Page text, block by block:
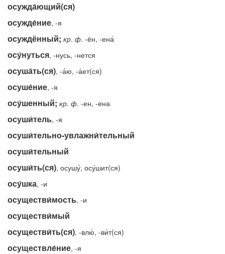
осужда́ющий(ся)
осужде́ние, -я
осуждённый; кр. ф. -ён, -ена́
осу́нуться, -нусь, -нется
осуша́ть(ся), -а́ю, -а́ет(ся)
осуше́ние, -я
осу́шенный; кр. ф. -ен, -ена
осуши́тель, -я
осуши́тельно-увлажни́тельный
осуши́тельный
осуши́ть(ся), осушу́, осу́шит(ся)
осу́шка, -и
осуществи́мость, -и
осуществи́мый
осуществи́ть(ся), -влю́, -ви́т(ся)
осуществле́ние, -я